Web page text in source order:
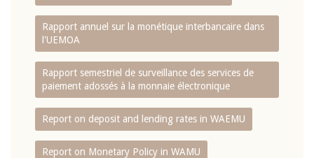
Rapport annuel sur la monétique interbancaire dans
l'UEMOA
Rapport semestriel de surveillance des services de
paiement adossés à la monnaie électronique
Report on deposit and lending rates in WAEMU
Report on Monetary Policy in WAMU